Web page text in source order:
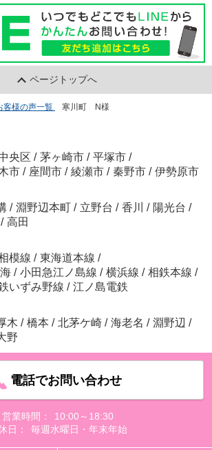
ページトップへ
客様の声一覧 寒川町 N様
央区 / 茅ヶ崎市 / 平塚市 /
市 / 座間市 / 綾瀬市 / 秦野市 / 伊勢原市
/ 淵野辺本町 / 立野台 / 香川 / 陽光台 /
/ 高田
模線 / 東海道本線 /
/ 小田急江ノ島線 / 横浜線 / 相鉄本線 /
いずみ野線 / 江ノ島電鉄
木 / 橋本 / 北茅ケ崎 / 海老名 / 淵野辺 /
野
電話でお問い合わせ
営業時間：
10:00～18:30
日：
毎週水曜日・年末年始